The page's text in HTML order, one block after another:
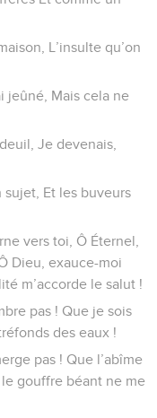
L’insulte qu’on
jeûné, Mais cela ne
Je devenais,
sujet, Et les buveurs
vers toi, Ô Éternel,
Dieu, exauce-moi
m’accorde le salut !
pas ! Que je sois
des eaux !
pas ! Que l’abîme
le gouffre béant ne me